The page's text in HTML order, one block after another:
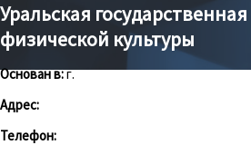
Уральская
физической культуры
Основан в:г.
Адрес:
Телефон: